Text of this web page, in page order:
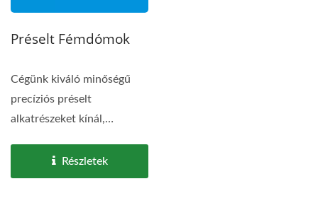
Préselt Fémdómok
Cégünk kiváló minőségű
precíziós préselt
alkatrészeket kínál,
Részletek